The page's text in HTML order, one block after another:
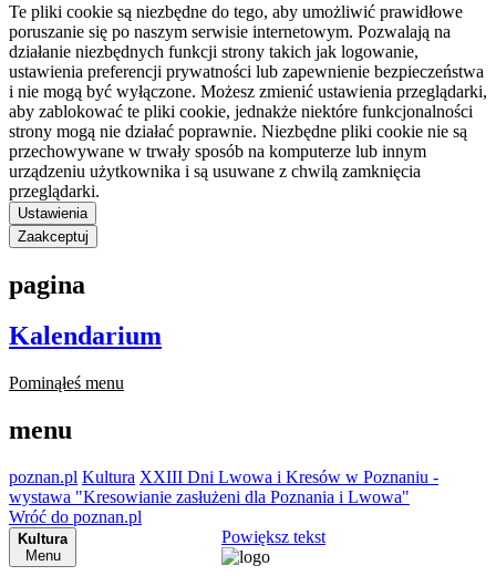
Te pliki cookie są niezbędne do tego, aby umożliwić prawidłowe
poruszanie się po naszym serwisie internetowym. Pozwalają na
działanie niezbędnych funkcji strony takich jak logowanie,
ustawienia preferencji prywatności lub zapewnienie bezpieczeństwa
i nie mogą być wyłączone. Możesz zmienić ustawienia przeglądarki,
aby zablokować te pliki cookie, jednakże niektóre funkcjonalności
strony mogą nie działać poprawnie. Niezbędne pliki cookie nie są
przechowywane w trwały sposób na komputerze lub innym
urządzeniu użytkownika i są usuwane z chwilą zamknięcia
przeglądarki.
Ustawienia
Zaakceptuj
pagina
Kalendarium
Pominąłeś menu
menu
poznan.pl Kultura XXIII Dni Lwowa i Kresów w Poznaniu -
wystawa "Kresowianie zasłużeni dla Poznania i Lwowa"
Wróć do poznan.pl
Kultura
Menu
Powiększ tekst